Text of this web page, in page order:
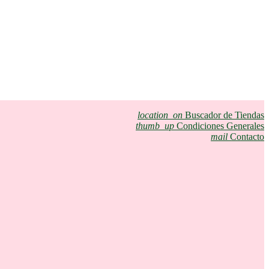
location_on Buscador de Tiendas
thumb_up Condiciones Generales
mail Contacto